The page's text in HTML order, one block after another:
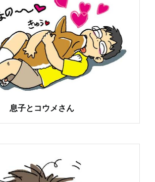
息子とコウメさん